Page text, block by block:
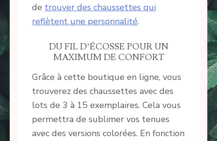
de trouver des chaussettes qui
reflètent une personnalité.
DU FIL D’ÉCOSSE POUR UN
MAXIMUM DE CONFORT
Grâce à cette boutique en ligne, vous
trouverez des chaussettes avec des
lots de 3 à 15 exemplaires. Cela vous
permettra de sublimer vos tenues
avec des versions colorées. En fonction